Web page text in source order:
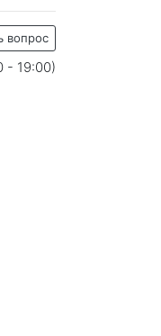
вопрос
- 19:00)